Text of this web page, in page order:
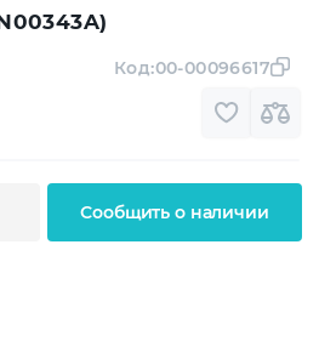
Код:00-00096617
Сообщить о наличии